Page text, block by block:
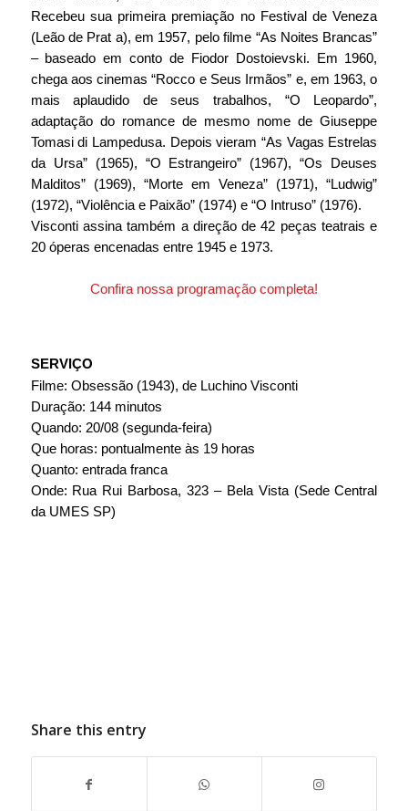
Recebeu sua primeira premiação no Festival de Veneza
(Leão de Prat a), em 1957, pelo filme “As Noites Brancas”
– baseado em conto de Fiodor Dostoievski. Em 1960,
chega aos cinemas “Rocco e Seus Irmãos” e, em 1963, o
mais aplaudido de seus trabalhos, “O Leopardo”,
adaptação do romance de mesmo nome de Giuseppe
Tomasi di Lampedusa. Depois vieram “As Vagas Estrelas
da Ursa” (1965), “O Estrangeiro” (1967), “Os Deuses
Malditos” (1969), “Morte em Veneza” (1971), “Ludwig”
(1972), “Violência e Paixão” (1974) e “O Intruso” (1976).
Visconti assina também a direção de 42 peças teatrais e
20 óperas encenadas entre 1945 e 1973.
Confira nossa programação completa!
SERVIÇO
Filme: Obsessão (1943), de Luchino Visconti
Duração: 144 minutos
Quando: 20/08 (segunda-feira)
Que horas: pontualmente às 19 horas
Quanto: entrada franca
Onde: Rua Rui Barbosa, 323 – Bela Vista (Sede Central
da UMES SP)
Share this entry